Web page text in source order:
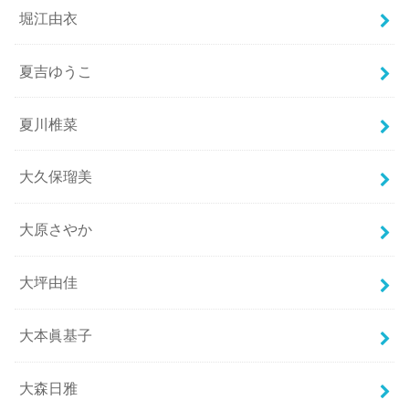
堀江由衣
夏吉ゆうこ
夏川椎菜
大久保瑠美
大原さやか
大坪由佳
大本眞基子
大森日雅